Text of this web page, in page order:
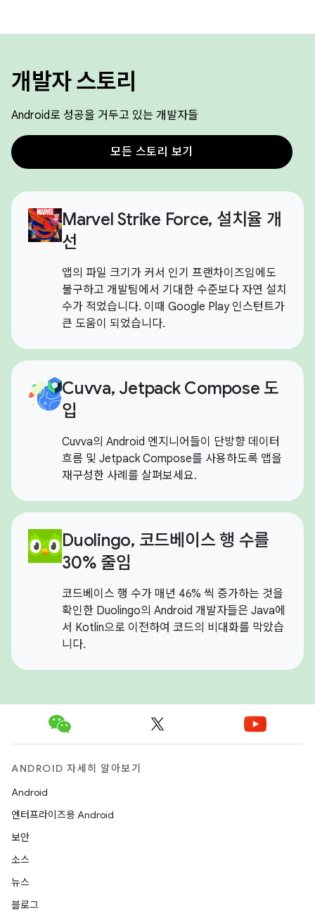
개발자 스토리
Android로 성공을 거두고 있는 개발자들
모든 스토리 보기
Marvel Strike Force, 설치율 개
선
앱의 파일 크기가 커서 인기 프랜차이즈임에도
불구하고 개발팀에서 기대한 수준보다 자연 설치
수가 적었습니다. 이때 Google Play 인스턴트가
큰 도움이 되었습니다.
Cuvva, Jetpack Compose 도
입
Cuvva의 Android 엔지니어들이 단방향 데이터
흐름 및 Jetpack Compose를 사용하도록 앱을
재구성한 사례를 살펴보세요.
Duolingo, 코드베이스 행 수를
30% 줄임
코드베이스 행 수가 매년 46% 씩 증가하는 것을
확인한 Duolingo의 Android 개발자들은 Java에
서 Kotlin으로 이전하여 코드의 비대화를 막았습
니다.
ANDROID 자세히 알아보기
Android
엔터프라이즈용 Android
보안
소스
뉴스
블로그